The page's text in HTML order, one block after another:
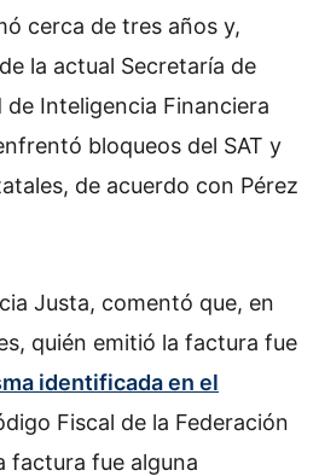
cerca de tres años y,
la actual Secretaría de
de Inteligencia Financiera
bloqueos del SAT y
de acuerdo con Pérez
Justa, comentó que, en
quién emitió la factura fue
identificada en el
Fiscal de la Federación
factura fue alguna